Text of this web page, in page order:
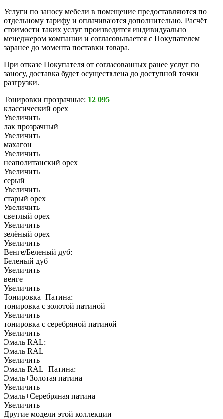
Услуги по заносу мебели в помещение предоставляются по
отдельному тарифу и оплачиваются дополнительно. Расчёт
стоимости таких услуг производится индивидуально
менеджером компании и согласовывается с Покупателем
заранее до момента поставки товара.
При отказе Покупателя от согласованных ранее услуг по
заносу, доставка будет осуществлена до доступной точки
разгрузки.
Тонировки прозрачные: 12 095
классический орех
Увеличить
лак прозрачный
Увеличить
махагон
Увеличить
неаполитанский орех
Увеличить
серый
Увеличить
старый орех
Увеличить
светлый орех
Увеличить
зелёный орех
Увеличить
Венге/Беленый дуб:
Беленый дуб
Увеличить
венге
Увеличить
Тонировка+Патина:
тонировка с золотой патиной
Увеличить
тонировка с серебряной патиной
Увеличить
Эмаль RAL:
Эмаль RAL
Увеличить
Эмаль RAL+Патина:
Эмаль+Золотая патина
Увеличить
Эмаль+Серебряная патина
Увеличить
Другие модели этой коллекции